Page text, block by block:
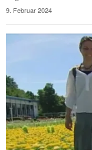
9. Februar 2024